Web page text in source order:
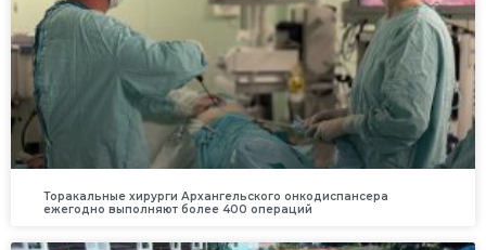
Торакальные хирурги Архангельского онкодиспансера
ежегодно выполняют более 400 операций